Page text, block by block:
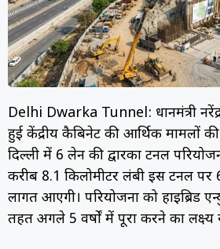
Delhi Dwarka Tunnel: प्रधानमंत्री
हुई केंद्रीय कैबिनेट की आर्थिक मामलों
दिल्ली में 6 लेन की द्वारका टनल
करीब 8.1 किलोमीटर लंबी इस टनल पर
लागत आएगी। परियोजना को हाइब्रिड
तहत अगले 5 वर्षों में पूरा करने का लक्ष्य